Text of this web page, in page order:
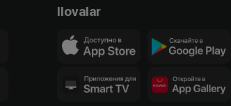
Ilovalar